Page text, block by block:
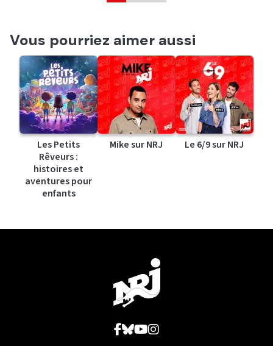
Vous pourriez aimer aussi
Les Petits
Rêveurs :
histoires et
aventures pour
enfants
Mike sur NRJ Le 6/9 sur NRJ